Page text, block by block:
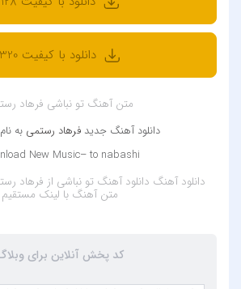
دانلود با کیفیت 320
متن آهنگ تو نباشی فرهاد
دانلود آهنگ جدید فرهاد رستمی به
New Music– to nabashi
دانلود آهنگ
متن آهنگ با لینک مستقیم
کد پخش آنلاین برای